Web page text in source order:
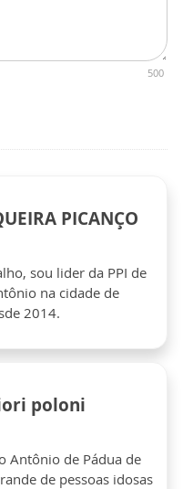
500
PICANÇO
sou lider da PPI de
na cidade de
2014.
poloni
Antônio de Pádua de
de pessoas idosas